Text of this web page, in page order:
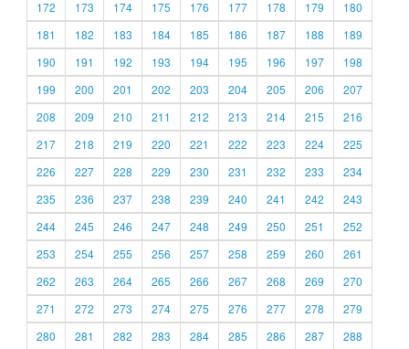
172
173 174 175 176 177 178 179
180
181
182 183 184 185 186 187 188
189
190
191 192 193 194 195 196 197
198
199
200 201 202 203 204 205 206
207
208
209 210 211 212 213 214 215
216
217
218 219 220 221 222 223 224
225
226
227 228 229 230 231 232 233
234
235
236 237 238 239 240 241 242
243
244
245 246 247 248 249 250 251
252
253
254 255 256 257 258 259 260
261
262
263 264 265 266 267 268 269
270
271
272 273 274 275 276 277 278
279
280
281 282 283 284 285 286 287 288